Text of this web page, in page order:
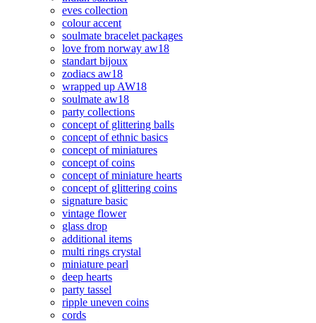
eves collection
colour accent
soulmate bracelet packages
love from norway aw18
standart bijoux
zodiacs aw18
wrapped up AW18
soulmate aw18
party collections
concept of glittering balls
concept of ethnic basics
concept of miniatures
concept of coins
concept of miniature hearts
concept of glittering coins
signature basic
vintage flower
glass drop
additional items
multi rings crystal
miniature pearl
deep hearts
party tassel
ripple uneven coins
cords